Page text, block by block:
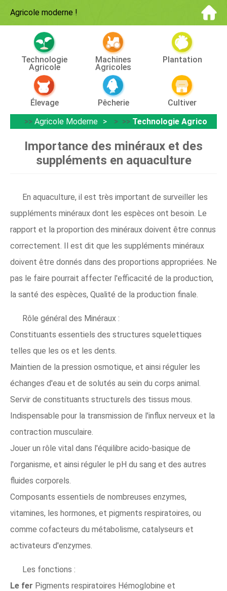
Agricole moderne !
Technologie
Agricole
Machines
Agricoles
Plantation
Élevage Pêcherie
Cultiver
>> Agricole Moderne > >> Technologie Agricole
Importance des minéraux et des
suppléments en aquaculture
En aquaculture, il est très important de surveiller les
suppléments minéraux dont les espèces ont besoin. Le
rapport et la proportion des minéraux doivent être connus
correctement. Il est dit que les suppléments minéraux
doivent être donnés dans des proportions appropriées. Ne
pas le faire pourrait affecter l'efficacité de la production,
la santé des espèces, Qualité de la production finale.
Rôle général des Minéraux :
Constituants essentiels des structures squelettiques
telles que les os et les dents.
Maintien de la pression osmotique, et ainsi réguler les
échanges d'eau et de solutés au sein du corps animal.
Servir de constituants structurels des tissus mous.
Indispensable pour la transmission de l'influx nerveux et la
contraction musculaire.
Jouer un rôle vital dans l'équilibre acido-basique de
l'organisme, et ainsi réguler le pH du sang et des autres
fluides corporels.
Composants essentiels de nombreuses enzymes,
vitamines, les hormones, et pigments respiratoires, ou
comme cofacteurs du métabolisme, catalyseurs et
activateurs d'enzymes.
Les fonctions :
Le fer Pigments respiratoires Hémoglobine et